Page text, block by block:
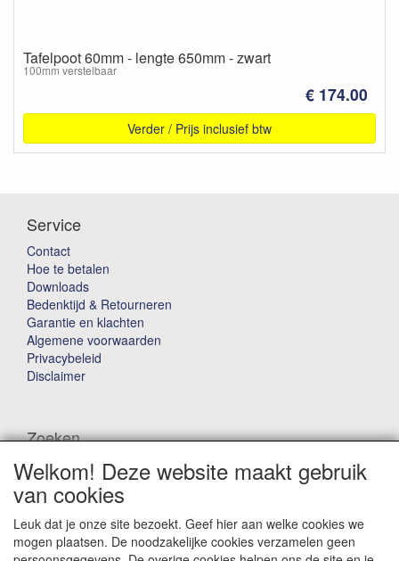
Tafelpoot 60mm - lengte 650mm - zwart
100mm verstelbaar
€ 174.00
Verder / Prijs inclusief btw
Service
Contact
Hoe te betalen
Downloads
Bedenktijd & Retourneren
Garantie en klachten
Algemene voorwaarden
Privacybeleid
Disclaimer
Zoeken
Waar ben je naar op zoek?
Welkom! Deze website maakt gebruik
van cookies
Leuk dat je onze site bezoekt. Geef hier aan welke cookies we
mogen plaatsen. De noodzakelijke cookies verzamelen geen